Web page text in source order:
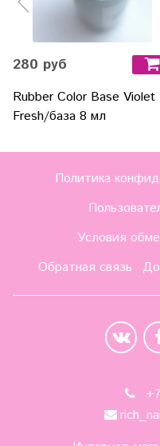
280 руб
Rubber Color Base Violet
Fresh/база 8 мл
Политика
Условия
Обратная связь